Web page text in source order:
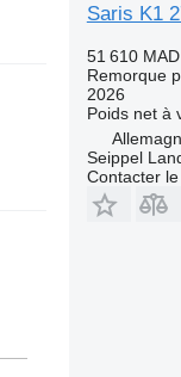
Saris K1
51 610 MAD
Remorque
2026
Poids net à
Seippel
Contacter